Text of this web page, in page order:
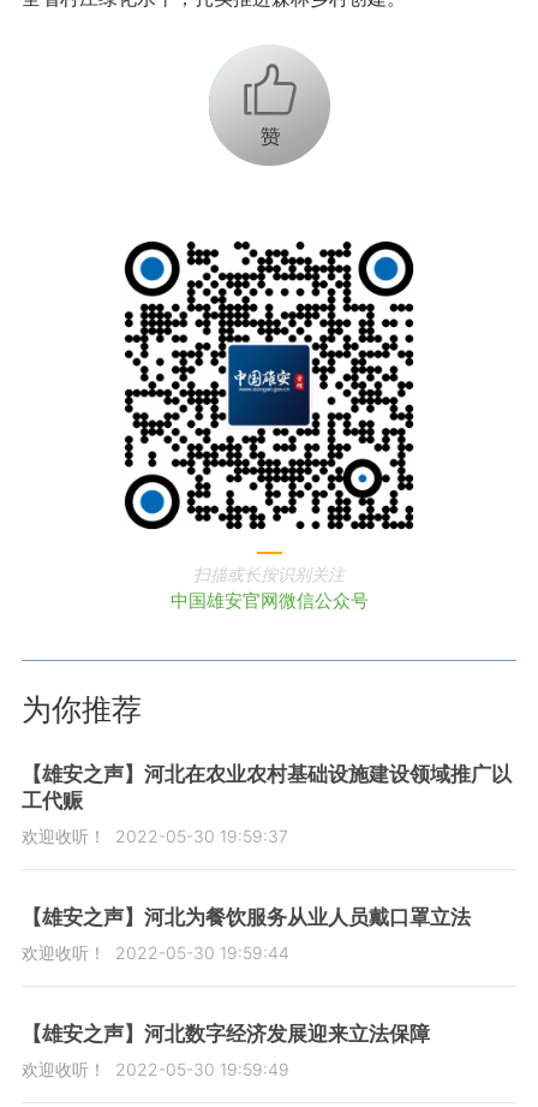
+1
扫描或长按识别关注
中国雄安官网微信公众号
为你推荐
【雄安之声】河北在农业农村基础设施建设领域推广以
工代赈
欢迎收听！ 2022-05-30 19:59:37
【雄安之声】河北为餐饮服务从业人员戴口罩立法
欢迎收听！ 2022-05-30 19:59:44
【雄安之声】河北数字经济发展迎来立法保障
欢迎收听！ 2022-05-30 19:59:49